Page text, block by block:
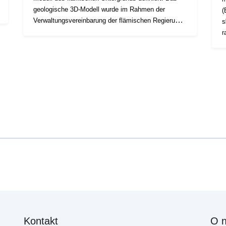
geologische 3D-Modell wurde im Rahmen der
Verwaltungsvereinbarung der flämischen Regierung
(EPCI).
Kontakt O